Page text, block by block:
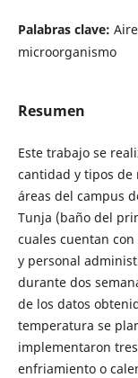
Palabras clave:
microorganismo
Resumen
Este trabajo se
cantidad y tipos de
áreas del campus
Tunja (baño del
cuales cuentan
y personal
durante dos
de los datos
temperatura se
implementaron
enfriamiento o